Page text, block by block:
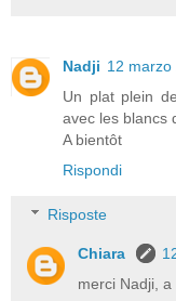
Nadji 12
Un plat plein
avec les blancs
A bientôt
Rispondi
Risposte
Chiara
merci Nadji, a